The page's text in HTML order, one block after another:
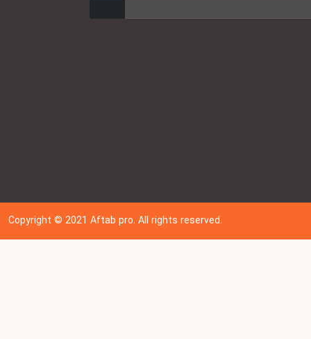
Copyright © 202 1Aftab pro. All rights reserved.